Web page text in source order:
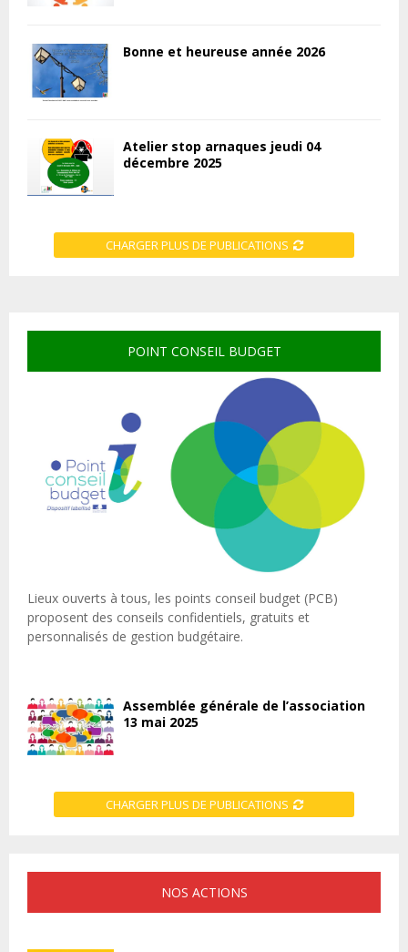
Bonne et heureuse année 2026
Atelier stop arnaques jeudi 04
décembre 2025
CHARGER PLUS DE PUBLICATIONS
POINT CONSEIL BUDGET
Lieux ouverts à tous, les points conseil budget (PCB)
proposent des conseils confidentiels, gratuits et
personnalisés de gestion budgétaire.
Assemblée générale de l’association
13 mai 2025
CHARGER PLUS DE PUBLICATIONS
NOS ACTIONS